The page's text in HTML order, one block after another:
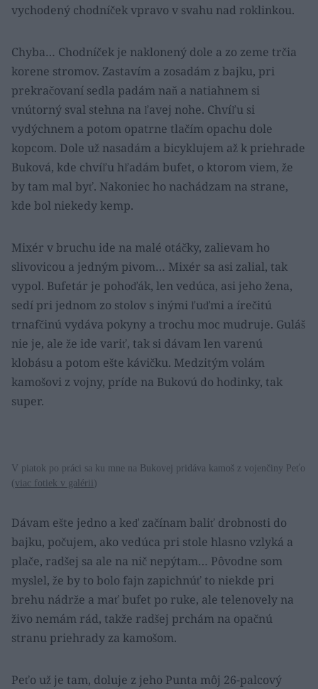
vychodený chodníček vpravo v svahu nad roklinkou.
Chyba… Chodníček je naklonený dole a zo zeme trčia
korene stromov. Zastavím a zosadám z bajku, pri
prekračovaní sedla padám naň a natiahnem si
vnútorný sval stehna na ľavej nohe. Chvíľu si
vydýchnem a potom opatrne tlačím opachu dole
kopcom. Dole už nasadám a bicyklujem až k priehrade
Buková, kde chvíľu hľadám bufet, o ktorom viem, že
by tam mal byť. Nakoniec ho nachádzam na strane,
kde bol niekedy kemp.
Mixér v bruchu ide na malé otáčky, zalievam ho
slivovicou a jedným pivom… Mixér sa asi zalial, tak
vypol. Bufetár je pohoďák, len vedúca, asi jeho žena,
sedí pri jednom zo stolov s inými ľuďmi a írečitú
trnafčinú vydáva pokyny a trochu moc mudruje. Guláš
nie je, ale že ide variť, tak si dávam len varenú
klobásu a potom ešte kávičku. Medzitým volám
kamošovi z vojny, príde na Bukovú do hodinky, tak
super.
V piatok po práci sa ku mne na Bukovej pridáva kamoš z vojenčiny Peťo
(viac fotiek v galérii )
Dávam ešte jedno a keď začínam baliť drobnosti do
bajku, počujem, ako vedúca pri stole hlasno vzlyká a
plače, radšej sa ale na nič nepýtam… Pôvodne som
myslel, že by to bolo fajn zapichnúť to niekde pri
brehu nádrže a mať bufet po ruke, ale telenovely na
živo nemám rád, takže radšej prchám na opačnú
stranu priehrady za kamošom.
Peťo už je tam, doluje z jeho Punta môj 26-palcový